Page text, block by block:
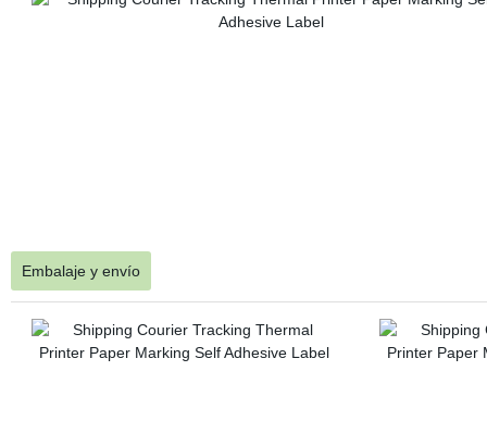
Embalaje y envío